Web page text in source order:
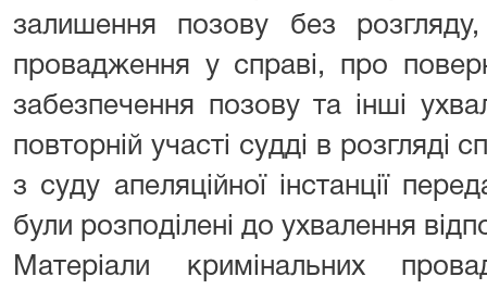
залишення позову без
провадження у справі, про
забезпечення позову та інші
повторній участі судді в розгляді
з суду апеляційної інстанції
були розподілені до ухвалення
Матеріали кримінальних